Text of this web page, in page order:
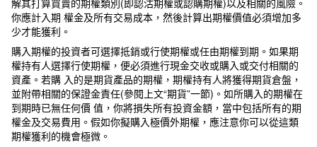
你應計入期 權金及所有交易成本，然後計算出期權價值必須增加多
少才能獲利。
購入期權的投資者可選擇抵銷或行使期權或任由期權到期。如果期
權持有人選擇行使期權，便必須進行現金交收或購入或交付相關的
資產。若購 入的是期貨產品的期權，期權持有人將獲得期貨倉盤，
並附帶相關的保證金責任(參閱上文“期貨”一節)。如所購入的期權在
到期時已無任何價 值，你將損失所有投資金額，當中包括所有的期
權金及交易費用。假如你擬購入極價外期權，應注意你可以從這類
期權獲利的機會極微。